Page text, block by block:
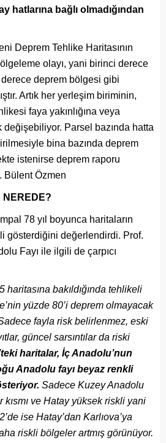
hatlarına bağlı olmadığından
Deprem Tehlike Haritasının
olayı, yani birinci derece
deprem bölgesi gibi
Artık her yerleşim biriminin,
faya yakınlığına veya
değişebiliyor. Parsel bazında hatta
bina bazında deprem
istenirse deprem raporu
Bülent Özmen
NEREDE?
78 yıl boyunca haritaların
gösterdiğini değerlendirdi. Prof.
Fayı ile ilgili de çarpıcı
haritasına bakıldığında tehlikeli
yüzde 80’i deprem olmayacak
fayla risk belirlenmez, eski
güncel sarsıntılar da riski
haritalar, İç Anadolu’nun
Anadolu fayı beyaz renkli
Sadece Kuzey Anadolu
kısmı ve Hatay yüksek riskli yani
ise Hatay’dan Karlıova’ya
riskli bölgeler artmış görünüyor.